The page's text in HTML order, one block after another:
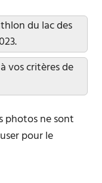
du lac des
vos critères de
photos ne sont
pour le